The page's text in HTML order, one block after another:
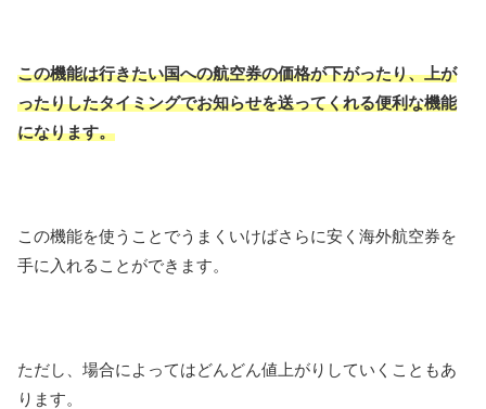
この機能は行きたい国への航空券の価格が下がったり、上が
ったりしたタイミングでお知らせを送ってくれる便利な機能
になります。
この機能を使うことでうまくいけばさらに安く海外航空券を
手に入れることができます。
ただし、場合によってはどんどん値上がりしていくこともあ
ります。